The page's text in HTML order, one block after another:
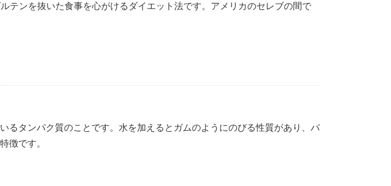
テンを抜いた食事を心がけるダイエット法です。アメリカのセレブの間で
るタンパク質のことです。水を加えるとガムのようにのびる性質があり、パ
徴です。